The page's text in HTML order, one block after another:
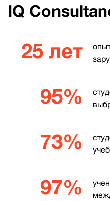
IQ
25 лет
95%
73%
97%